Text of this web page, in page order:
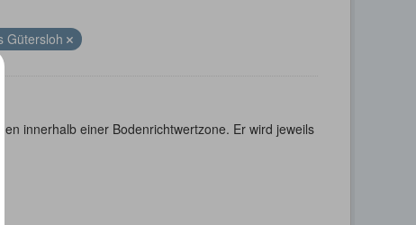
Gütersloh
innerhalb einer Bodenrichtwertzone. Er wird jeweils